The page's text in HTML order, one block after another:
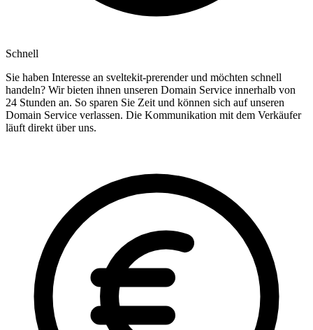
Schnell
Sie haben Interesse an sveltekit-prerender und möchten schnell
handeln? Wir bieten ihnen unseren Domain Service innerhalb von
24 Stunden an. So sparen Sie Zeit und können sich auf unseren
Domain Service verlassen. Die Kommunikation mit dem Verkäufer
läuft direkt über uns.